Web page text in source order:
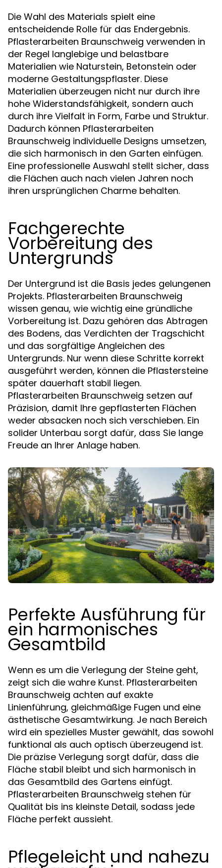
Die Wahl des Materials spielt eine
entscheidende Rolle für das Endergebnis.
Pflasterarbeiten Braunschweig verwenden in
der Regel langlebige und belastbare
Materialien wie Naturstein, Betonstein oder
moderne Gestaltungspflaster. Diese
Materialien überzeugen nicht nur durch ihre
hohe Widerstandsfähigkeit, sondern auch
durch ihre Vielfalt in Form, Farbe und Struktur.
Dadurch können Pflasterarbeiten
Braunschweig individuelle Designs umsetzen,
die sich harmonisch in den Garten einfügen.
Eine professionelle Auswahl stellt sicher, dass
die Flächen auch nach vielen Jahren noch
ihren ursprünglichen Charme behalten.
Fachgerechte
Vorbereitung des
Untergrunds
Der Untergrund ist die Basis jedes gelungenen
Projekts. Pflasterarbeiten Braunschweig
wissen genau, wie wichtig eine gründliche
Vorbereitung ist. Dazu gehören das Abtragen
des Bodens, das Verdichten der Tragschicht
und das sorgfältige Angleichen des
Untergrunds. Nur wenn diese Schritte korrekt
ausgeführt werden, können die Pflastersteine
später dauerhaft stabil liegen.
Pflasterarbeiten Braunschweig setzen auf
Präzision, damit Ihre gepflasterten Flächen
weder absacken noch sich verschieben. Ein
solider Unterbau sorgt dafür, dass Sie lange
Freude an Ihrer Anlage haben.
Perfekte Ausführung für
ein harmonisches
Gesamtbild
Wenn es um die Verlegung der Steine geht,
zeigt sich die wahre Kunst. Pflasterarbeiten
Braunschweig achten auf exakte
Linienführung, gleichmäßige Fugen und eine
ästhetische Gesamtwirkung. Je nach Bereich
wird ein spezielles Muster gewählt, das sowohl
funktional als auch optisch überzeugend ist.
Die präzise Verlegung sorgt dafür, dass die
Fläche stabil bleibt und sich harmonisch in
das Gesamtbild des Gartens einfügt.
Pflasterarbeiten Braunschweig stehen für
Qualität bis ins kleinste Detail, sodass jede
Fläche perfekt aussieht.
Pflegeleicht und nahezu